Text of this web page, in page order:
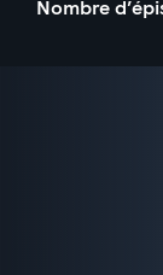
Nombre